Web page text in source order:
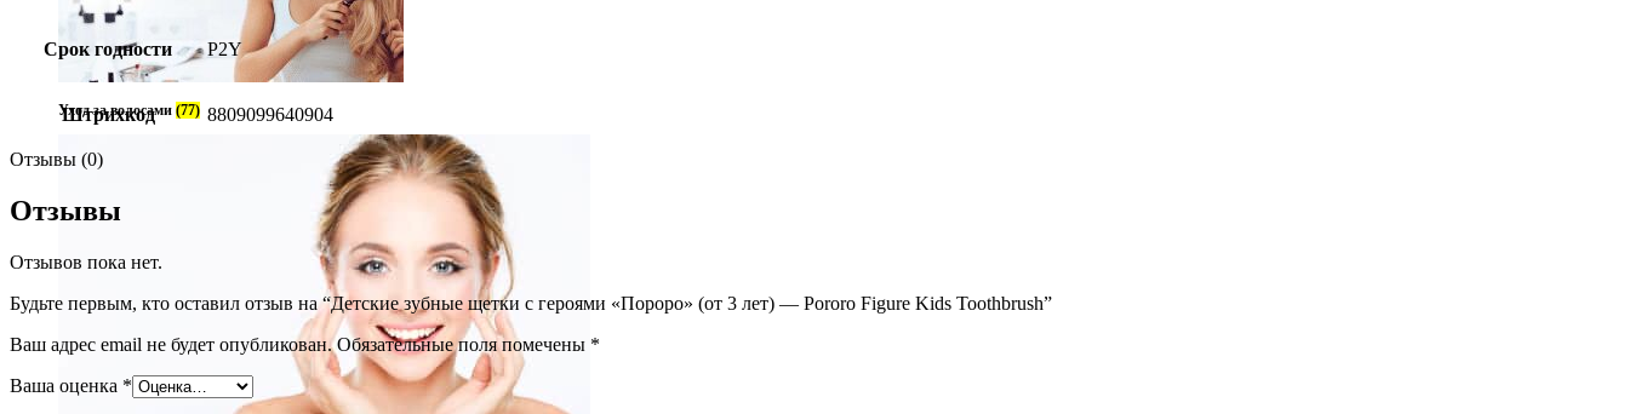
Уход за волосами (77)
Срок годности P2Y
Штрихкод 8809099640904
Отзывы (0)
Отзывы
Отзывов пока нет.
Будьте первым, кто оставил отзыв на “Детские зубные щетки с героями «Пороро» (от 3 лет) — Pororo Figure Kids Toothbrush”
Ваш адрес email не будет опубликован. Обязательные поля помечены *
Ваша оценка *